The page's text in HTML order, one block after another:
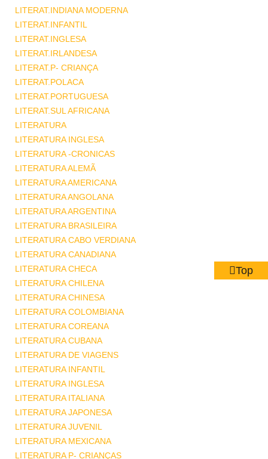
LITERAT.INDIANA MODERNA
LITERAT.INFANTIL
LITERAT.INGLESA
LITERAT.IRLANDESA
LITERAT.P- CRIANÇA
LITERAT.POLACA
LITERAT.PORTUGUESA
LITERAT.SUL AFRICANA
LITERATURA
LITERATURA INGLESA
LITERATURA -CRONICAS
LITERATURA ALEMÃ
LITERATURA AMERICANA
LITERATURA ANGOLANA
LITERATURA ARGENTINA
LITERATURA BRASILEIRA
LITERATURA CABO VERDIANA
LITERATURA CANADIANA
LITERATURA CHECA
LITERATURA CHILENA
LITERATURA CHINESA
LITERATURA COLOMBIANA
LITERATURA COREANA
LITERATURA CUBANA
LITERATURA DE VIAGENS
LITERATURA INFANTIL
LITERATURA INGLESA
LITERATURA ITALIANA
LITERATURA JAPONESA
LITERATURA JUVENIL
LITERATURA MEXICANA
LITERATURA P- CRIANÇAS
Top